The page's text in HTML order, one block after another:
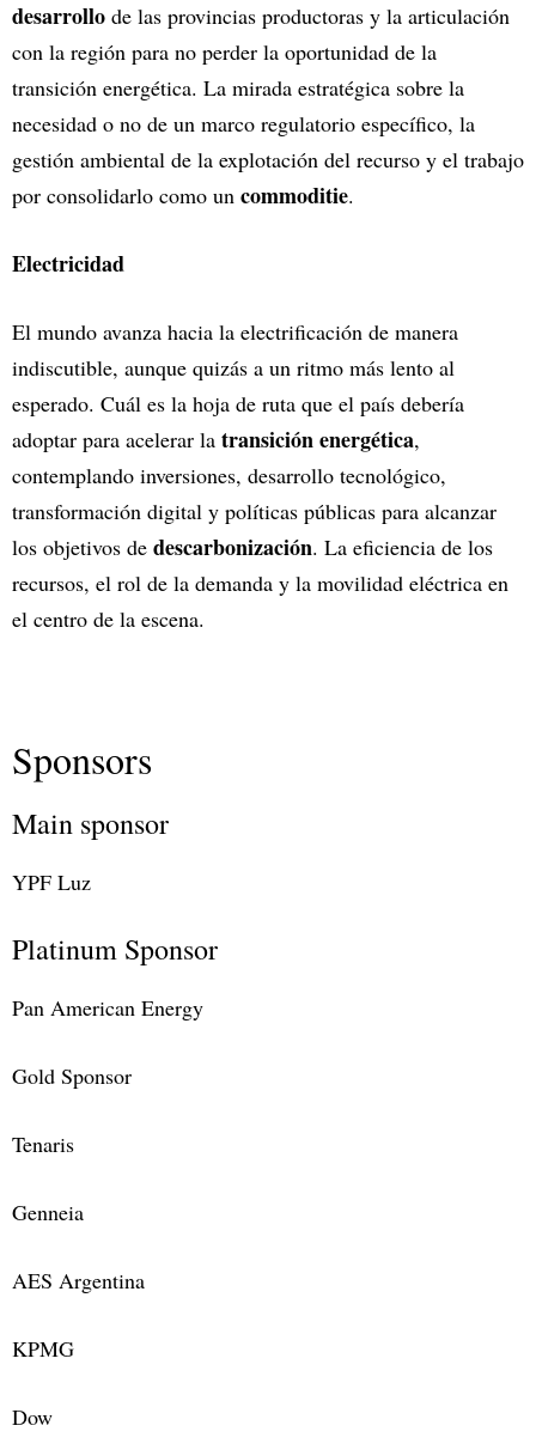
desarrollo de las provincias productoras y la articulación
con la región para no perder la oportunidad de la
transición energética. La mirada estratégica sobre la
necesidad o no de un marco regulatorio específico, la
gestión ambiental de la explotación del recurso y el trabajo
por consolidarlo como un commoditie.
Electricidad
El mundo avanza hacia la electrificación de manera
indiscutible, aunque quizás a un ritmo más lento al
esperado. Cuál es la hoja de ruta que el país debería
adoptar para acelerar la transición energética,
contemplando inversiones, desarrollo tecnológico,
transformación digital y políticas públicas para alcanzar
los objetivos de descarbonización. La eficiencia de los
recursos, el rol de la demanda y la movilidad eléctrica en
el centro de la escena.
Sponsors
Main sponsor
YPF Luz
Platinum Sponsor
Pan American Energy
Gold Sponsor
Tenaris
Genneia
AES Argentina
KPMG
Dow